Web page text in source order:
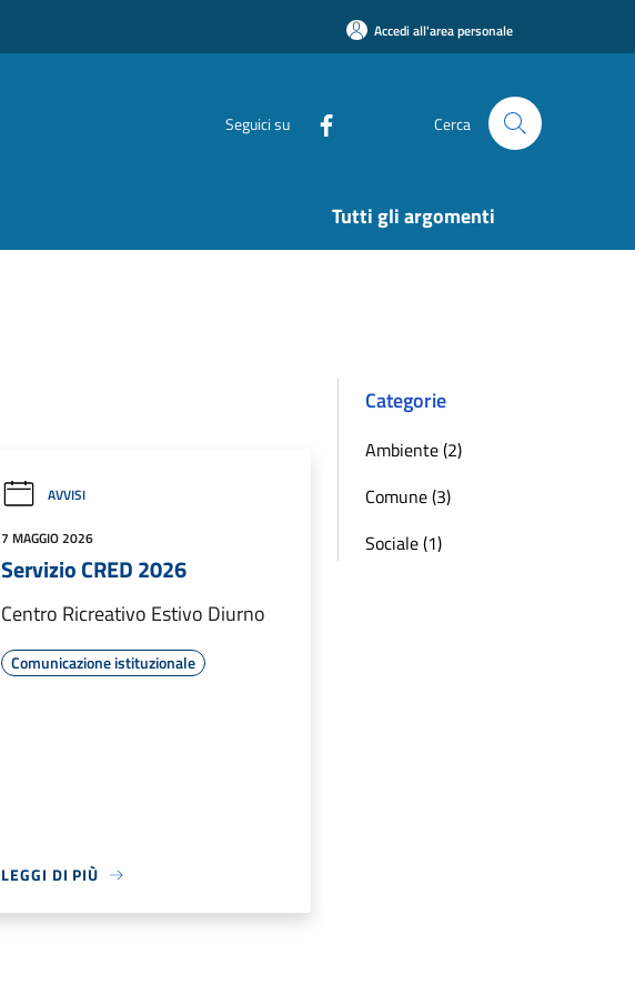
Accedi all'area personale
Seguici su Cerca
Tutti gli argomenti
AVVISI
7 MAGGIO 2026
Servizio CRED 2026
Centro Ricreativo Estivo Diurno
Comunicazione istituzionale
LEGGI DI PIÙ
Categorie
Ambiente (2)
Comune (3)
Sociale (1)